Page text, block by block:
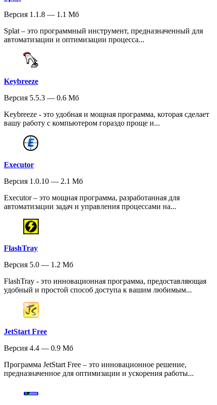
Версия 1.1.8 — 1.1 Мб
Splat – это программный инструмент, предназначенный для
автоматизации и оптимизации процесса...
Keybreeze
Версия 5.5.3 — 0.6 Мб
Keybreeze - это удобная и мощная программа, которая сделает
вашу работу с компьютером гораздо проще и...
Executor
Версия 1.0.10 — 2.1 Мб
Executor – это мощная программа, разработанная для
автоматизации задач и управления процессами на...
FlashTray
Версия 5.0 — 1.2 Мб
FlashTray - это инновационная программа, предоставляющая
удобный и простой способ доступа к вашим любимым...
JetStart Free
Версия 4.4 — 0.9 Мб
Программа JetStart Free – это инновационное решение,
предназначенное для оптимизации и ускорения работы...